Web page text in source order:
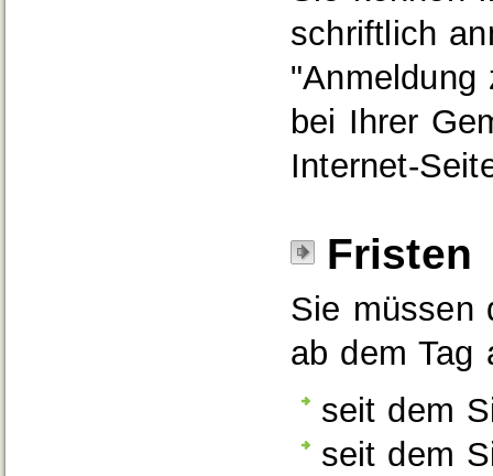
schriftlich
"Anmeldung
bei Ihrer
Internet-
Fristen
Sie müssen
ab dem Tag
seit dem
seit dem